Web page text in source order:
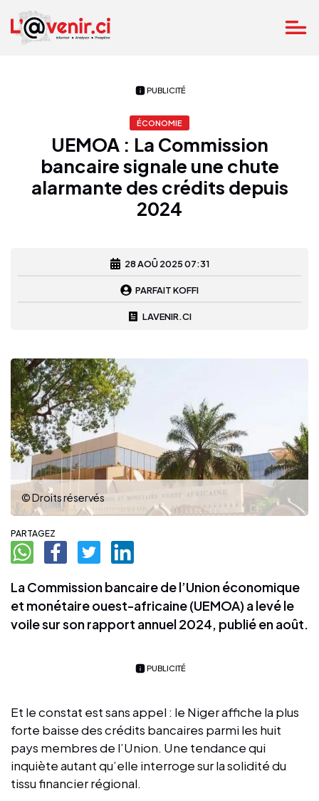
PUBLICITÉ
ÉCONOMIE
UEMOA : La Commission
bancaire signale une chute
alarmante des crédits depuis
2024
28 AOÛ 2025 07:31
PARFAIT KOFFI
LAVENIR.CI
© Droits réservés
PARTAGEZ
La Commission bancaire de l’Union économique
et monétaire ouest-africaine (UEMOA) a levé le
voile sur son rapport annuel 2024, publié en août.
PUBLICITÉ
Et le constat est sans appel : le Niger affiche la plus
forte baisse des crédits bancaires parmi les huit
pays membres de l’Union. Une tendance qui
inquiète autant qu’elle interroge sur la solidité du
tissu financier régional.